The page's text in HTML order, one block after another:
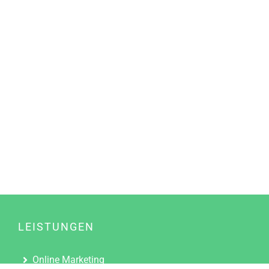
LEISTUNGEN
Online Marketing